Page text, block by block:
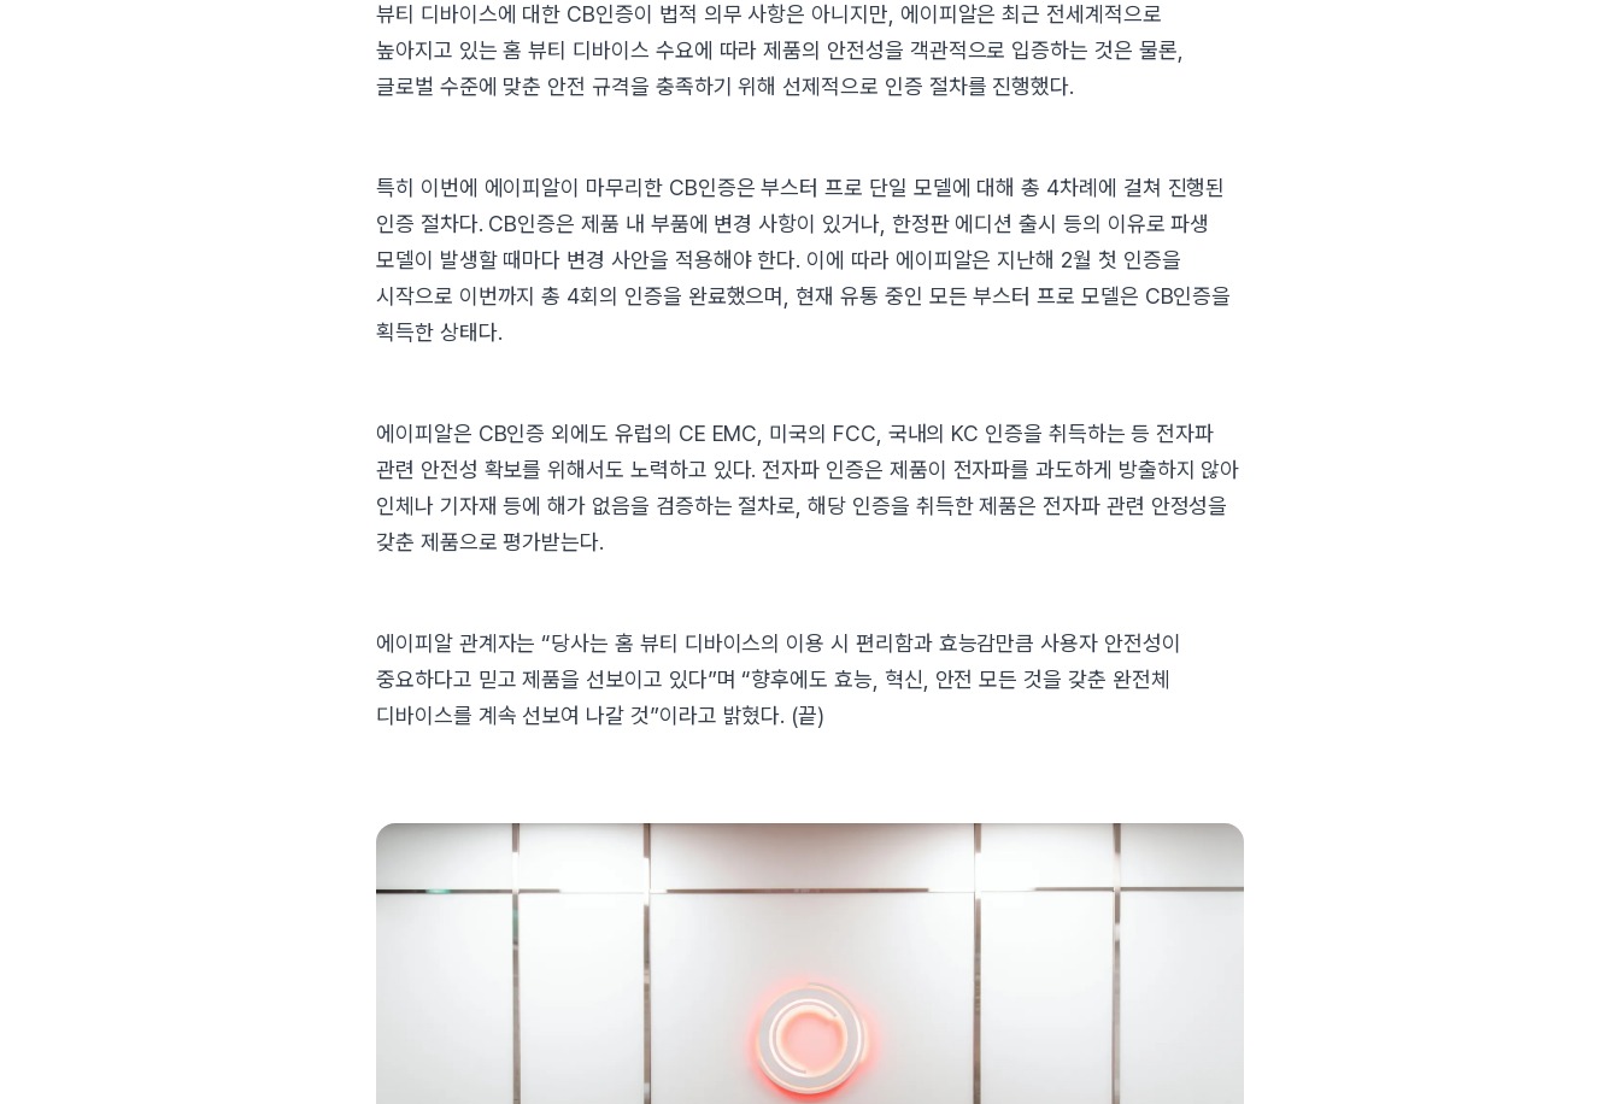
뷰티 디바이스에 대한 CB인증이 법적 의무 사항은 아니지만, 에이피알은 최근 전세계적으로
높아지고 있는 홈 뷰티 디바이스 수요에 따라 제품의 안전성을 객관적으로 입증하는 것은 물론,
글로벌 수준에 맞춘 안전 규격을 충족하기 위해 선제적으로 인증 절차를 진행했다.
특히 이번에 에이피알이 마무리한 CB인증은 부스터 프로 단일 모델에 대해 총 4차례에 걸쳐 진행된
인증 절차다. CB인증은 제품 내 부품에 변경 사항이 있거나, 한정판 에디션 출시 등의 이유로 파생
모델이 발생할 때마다 변경 사안을 적용해야 한다. 이에 따라 에이피알은 지난해 2월 첫 인증을
시작으로 이번까지 총 4회의 인증을 완료했으며, 현재 유통 중인 모든 부스터 프로 모델은 CB인증을
획득한 상태다.
에이피알은 CB인증 외에도 유럽의 CE EMC, 미국의 FCC, 국내의 KC 인증을 취득하는 등 전자파
관련 안전성 확보를 위해서도 노력하고 있다. 전자파 인증은 제품이 전자파를 과도하게 방출하지 않아
인체나 기자재 등에 해가 없음을 검증하는 절차로, 해당 인증을 취득한 제품은 전자파 관련 안정성을
갖춘 제품으로 평가받는다.
에이피알 관계자는 “당사는 홈 뷰티 디바이스의 이용 시 편리함과 효능감만큼 사용자 안전성이
중요하다고 믿고 제품을 선보이고 있다”며 “향후에도 효능, 혁신, 안전 모든 것을 갖춘 완전체
디바이스를 계속 선보여 나갈 것”이라고 밝혔다. (끝)